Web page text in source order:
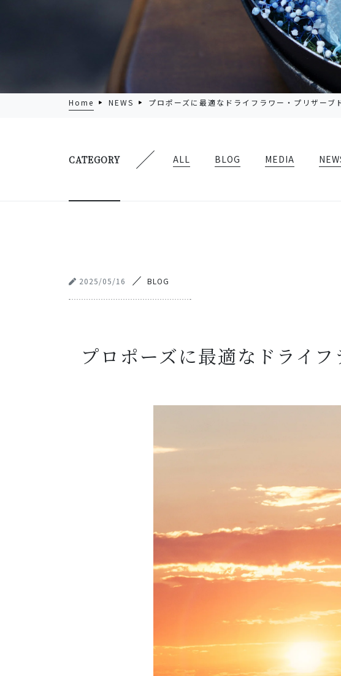
Home NEWS プロポーズに最適なドライフラワー・プリザーブ
CATEGORY ALL BLOG MEDIA
2025/05/16 BLOG
プロポーズに最適なドライ